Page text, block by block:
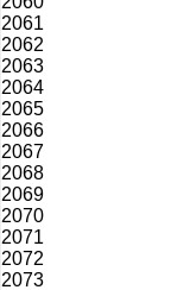
2061
2062
2063
2064
2065
2066
2067
2068
2069
2070
2071
2072
2073